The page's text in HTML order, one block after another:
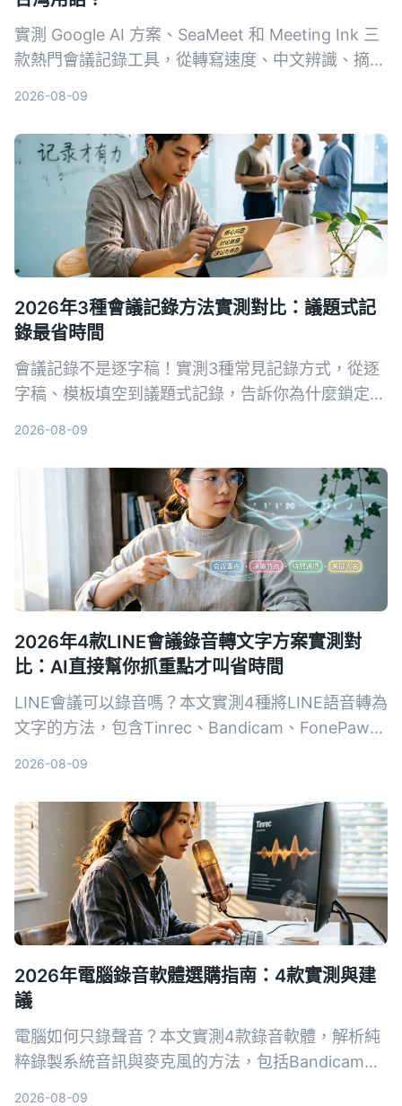
實測 Google AI 方案、SeaMeet 和 Meeting Ink 三
款熱門會議記錄工具，從轉寫速度、中文辨識、摘要
2026-08-09
2026年3種會議記錄方法實測對比：議題式記
錄最省時間
會議記錄不是逐字稿！實測3種常見記錄方式，從逐
字稿、模板填空到議題式記錄，告訴你為什麼鎖定
2026-08-09
2026年4款LINE會議錄音轉文字方案實測對
比：AI直接幫你抓重點才叫省時間
LINE會議可以錄音嗎？本文實測4種將LINE語音轉為
文字的方法，包含Tinrec、Bandicam、FonePaw與
2026-08-09
2026年電腦錄音軟體選購指南：4款實測與建
議
電腦如何只錄聲音？本文實測4款錄音軟體，解析純
粹錄製系統音訊與麥克風的方法，包括Bandicam、
2026-08-09